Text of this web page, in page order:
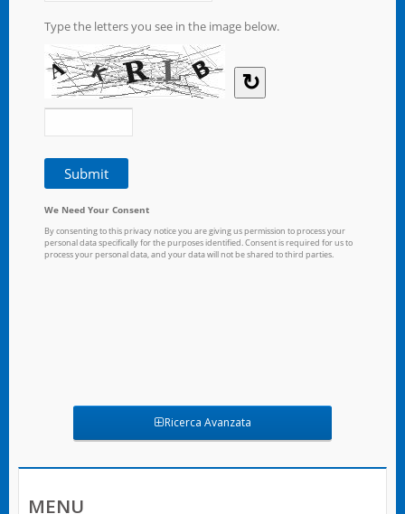
Ricerca Avanzata
MENU